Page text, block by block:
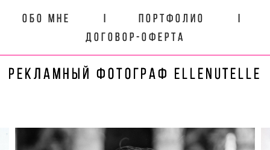
Обо мне I Портфолио I
Договор-оферта
Рекламный фотограф ELLENUTELLE
Обо мне I Портфолио I
Договор-оферта
Рекламный фотограф ELLENUTELLE